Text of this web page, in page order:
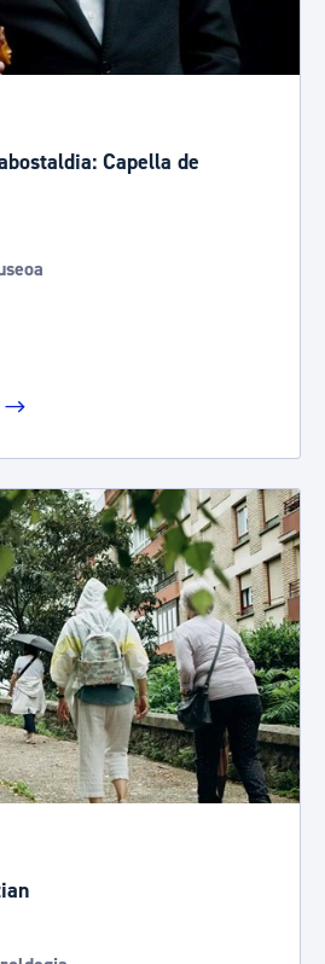
Capella de